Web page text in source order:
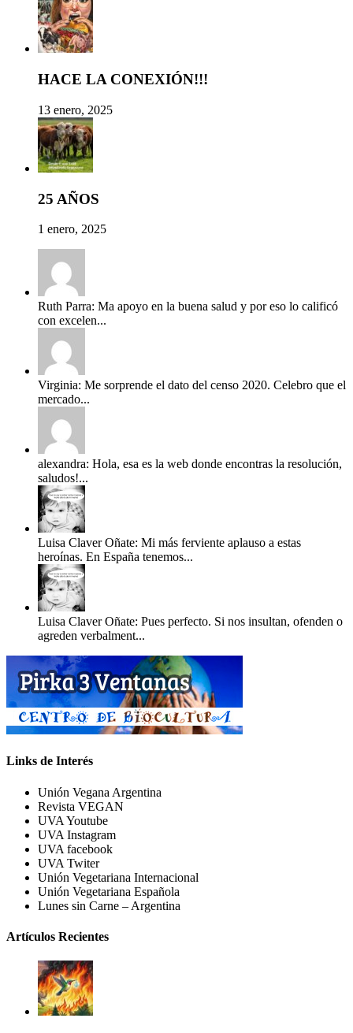
HACE LA CONEXIÓN!!!
13 enero, 2025
25 AÑOS
1 enero, 2025
Ruth Parra: Ma apoyo en la buena salud y por eso lo calificó
con excelen...
Virginia: Me sorprende el dato del censo 2020. Celebro que el
mercado...
alexandra: Hola, esa es la web donde encontras la resolución,
saludos!...
Luisa Claver Oñate: Mi más ferviente aplauso a estas
heroínas. En España tenemos...
Luisa Claver Oñate: Pues perfecto. Si nos insultan, ofenden o
agreden verbalment...
Links de Interés
Unión Vegana Argentina
Revista VEGAN
UVA Youtube
UVA Instagram
UVA facebook
UVA Twiter
Unión Vegetariana Internacional
Unión Vegetariana Española
Lunes sin Carne – Argentina
Artículos Recientes